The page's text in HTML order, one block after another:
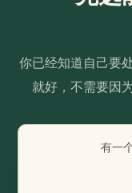
你已经知道自己要
就好，不需要因
有一